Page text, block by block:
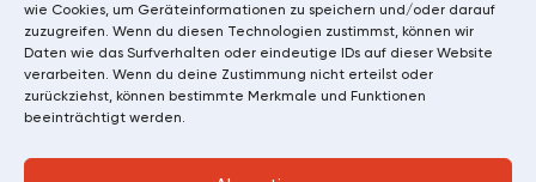
wie Cookies, um Geräteinformationen zu speichern und/oder darauf
zuzugreifen. Wenn du diesen Technologien zustimmst, können wir
Daten wie das Surfverhalten oder eindeutige IDs auf dieser Website
verarbeiten. Wenn du deine Zustimmung nicht erteilst oder
zurückziehst, können bestimmte Merkmale und Funktionen
beeinträchtigt werden.